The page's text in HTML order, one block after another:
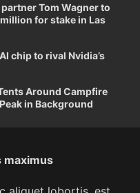
Tom Wagner to
for stake in Las
chip to rival Nvidia’s
Around Campfire
in Background
maximus